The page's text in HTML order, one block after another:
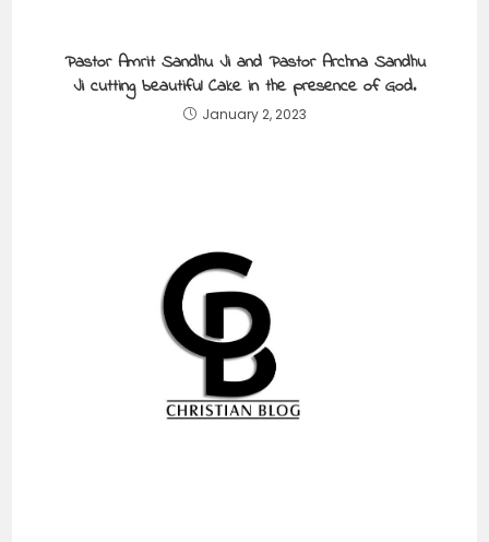
Pastor Amrit Sandhu Ji and Pastor Archna Sandhu
Ji cutting beautiful Cake in the presence of God.
January 2, 2023